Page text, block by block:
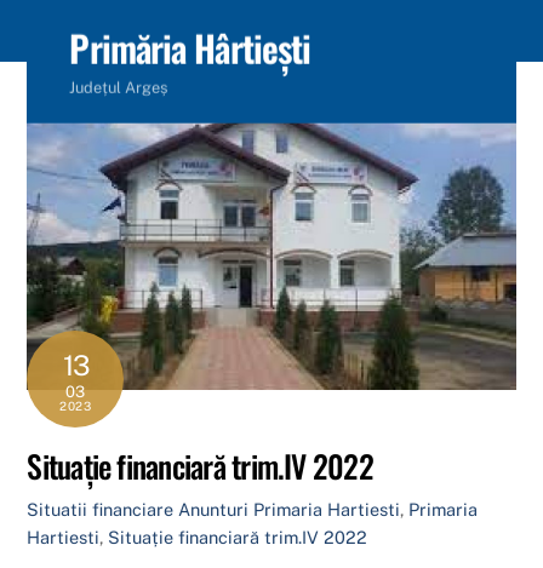
Primăria Hârtiești
Județul Argeș
13
03
2023
Situație financiară trim.IV 2022
Situatii financiare Anunturi Primaria Hartiesti, Primaria
Hartiesti, Situație financiară trim.IV 2022